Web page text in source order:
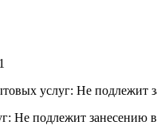
услуг: Не подлежит
Не подлежит занесению